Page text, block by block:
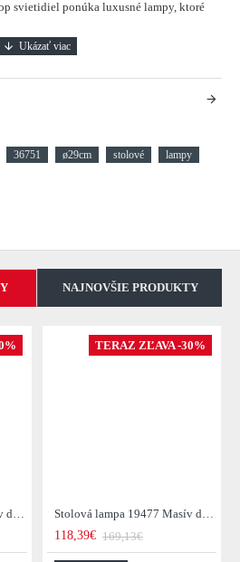
svietidiel ponúka luxusné lampy, ktoré
36751 ø29cm stolové
lampy
NAJNOVŠIE PRODUKTY
Stolová lampa 19478 Masív drevo/Bežová
TERAZ ZĽAVA -30%
Stolová lampa 19477 Masív drevo/Bežová
118,39€ 169,13€